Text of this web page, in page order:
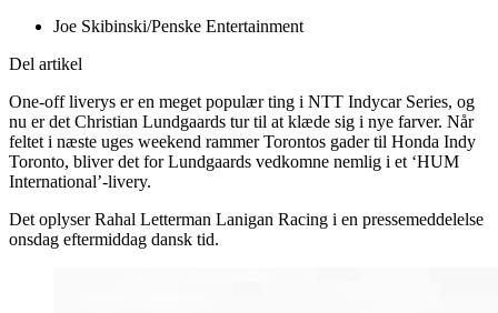
Joe Skibinski/Penske Entertainment
Del artikel
One-off liverys er en meget populær ting i NTT Indycar Series, og
nu er det Christian Lundgaards tur til at klæde sig i nye farver. Når
feltet i næste uges weekend rammer Torontos gader til Honda Indy
Toronto, bliver det for Lundgaards vedkomne nemlig i et ‘HUM
International’-livery.
Det oplyser Rahal Letterman Lanigan Racing i en pressemeddelelse
onsdag eftermiddag dansk tid.